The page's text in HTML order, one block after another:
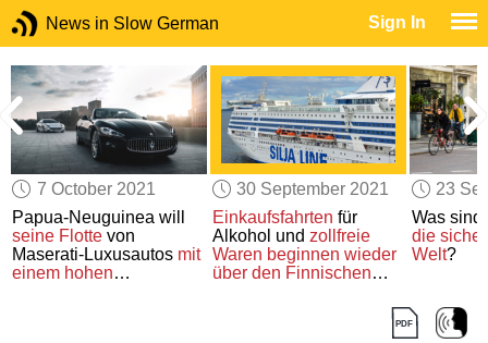
News in Slow German Sign In
7 October 2021
Papua-Neuguinea will
seine Flotte von
Maserati-Luxusautos mit
einem hohen
30 September 2021
Einkaufsfahrten für
Alkohol und zollfreie
Waren beginnen wieder
über den Finnischen
23
Was sind
die
Welt?